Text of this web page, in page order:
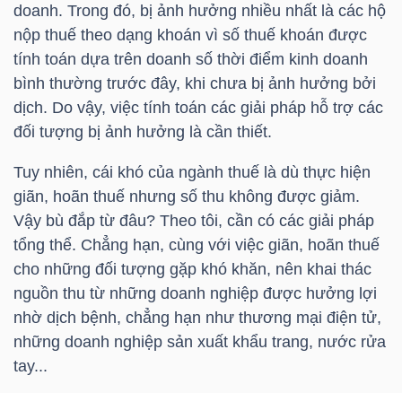
doanh. Trong đó, bị ảnh hưởng nhiều nhất là các hộ
nộp thuế theo dạng khoán vì số thuế khoán được
tính toán dựa trên doanh số thời điểm kinh doanh
bình thường trước đây, khi chưa bị ảnh hưởng bởi
dịch. Do vậy, việc tính toán các giải pháp hỗ trợ các
đối tượng bị ảnh hưởng là cần thiết.
Tuy nhiên, cái khó của ngành thuế là dù thực hiện
giãn, hoãn thuế nhưng số thu không được giảm.
Vậy bù đắp từ đâu? Theo tôi, cần có các giải pháp
tổng thể. Chẳng hạn, cùng với việc giãn, hoãn thuế
cho những đối tượng gặp khó khăn, nên khai thác
nguồn thu từ những doanh nghiệp được hưởng lợi
nhờ dịch bệnh, chẳng hạn như thương mại điện tử,
những doanh nghiệp sản xuất khẩu trang, nước rửa
tay...
CÔNG
NGHỆ
THÔNG
TIN
DỊCH
VỤ
TRUYỀN
THÔNG